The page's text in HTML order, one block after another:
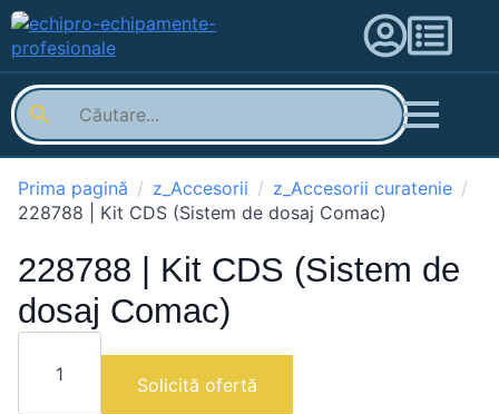
Prima pagină z_Accesorii
z_Accesorii curatenie
228788 | Kit CDS (Sistem de dosaj Comac)
228788 | Kit CDS (Sistem de
dosaj Comac)
Cantitate
Solicită ofertă